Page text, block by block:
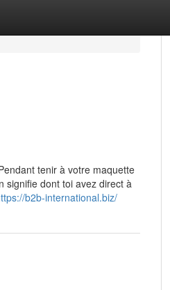
tenir à votre maquette
signifie dont toi avez direct à
b2b-international.biz/